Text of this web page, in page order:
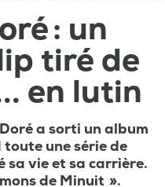
: un
tiré de
en lutin
a sorti un album
une série de
sa vie et sa carrière.
de Minuit ».